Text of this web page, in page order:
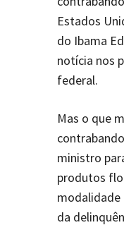
Estados
do Ibama
notícia nos
federal.
Mas o que
ministro
produtos
da